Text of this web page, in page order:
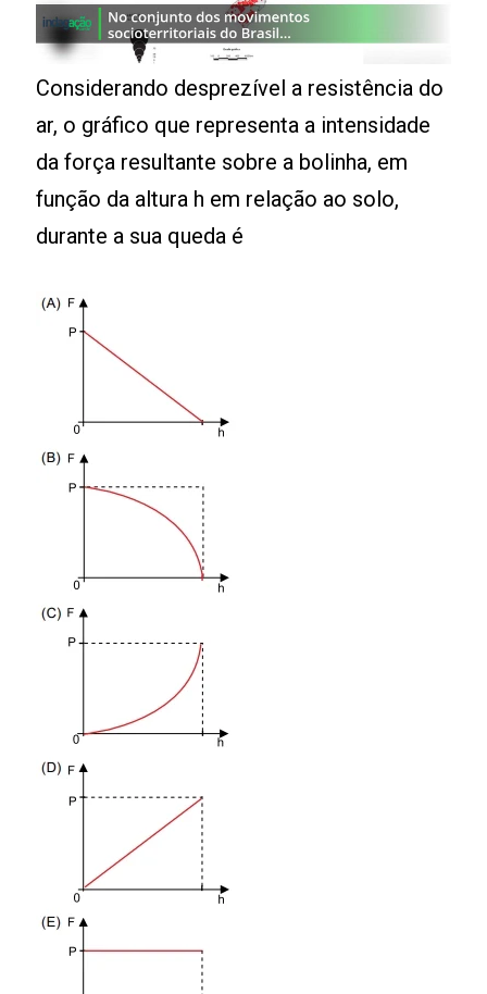
Considerando desprezível a resistência do
ar, o gráfico que representa a intensidade
da força resultante sobre a bolinha, em
função da altura h em relação ao solo,
durante a sua queda é